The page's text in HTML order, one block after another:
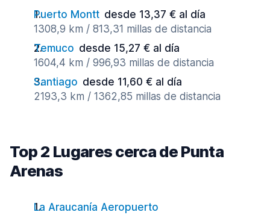
Puerto Montt desde 13,37 € al día
1308,9 km / 813,31 millas de distancia
Temuco desde 15,27 € al día
1604,4 km / 996,93 millas de distancia
Santiago desde 11,60 € al día
2193,3 km / 1362,85 millas de distancia
Top 2 Lugares cerca de Punta
Arenas
La Araucanía Aeropuerto